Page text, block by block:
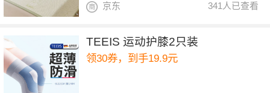
341人已查看
京东
TEEIS 运动护膝2只装
领30券，到手19.9元